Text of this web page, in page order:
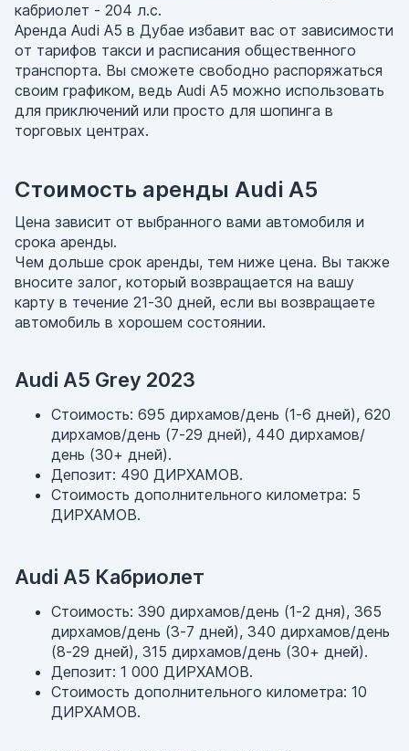
кабриолет - 204 л.с.
Аренда Audi A5 в Дубае избавит вас от зависимости
от тарифов такси и расписания общественного
транспорта. Вы сможете свободно распоряжаться
своим графиком, ведь Audi A5 можно использовать
для приключений или просто для шопинга в
торговых центрах.
Стоимость аренды Audi A5
Цена зависит от выбранного вами автомобиля и
срока аренды.
Чем дольше срок аренды, тем ниже цена. Вы также
вносите залог, который возвращается на вашу
карту в течение 21-30 дней, если вы возвращаете
автомобиль в хорошем состоянии.
Audi A5 Grey 2023
Стоимость: 695 дирхамов/день (1-6 дней), 620
дирхамов/день (7-29 дней), 440 дирхамов/
день (30+ дней).
Депозит: 490 ДИРХАМОВ.
Стоимость дополнительного километра: 5
ДИРХАМОВ.
Audi A5 Кабриолет
Стоимость: 390 дирхамов/день (1-2 дня), 365
дирхамов/день (3-7 дней), 340 дирхамов/день
(8-29 дней), 315 дирхамов/день (30+ дней).
Депозит: 1 000 ДИРХАМОВ.
Стоимость дополнительного километра: 10
ДИРХАМОВ.